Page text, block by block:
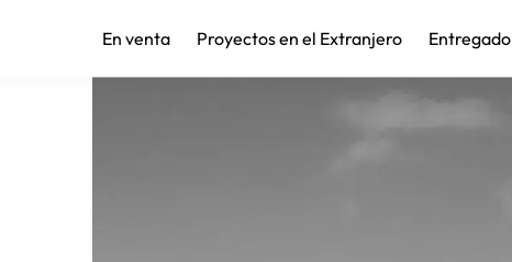
En venta Proyectos en el Extranjero Entregado